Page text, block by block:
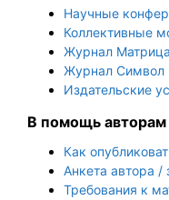
Научные
Коллективные
Журнал
Журнал Символ
Издательские
В помощь авторам
Как
Анкета автора /
Требования к